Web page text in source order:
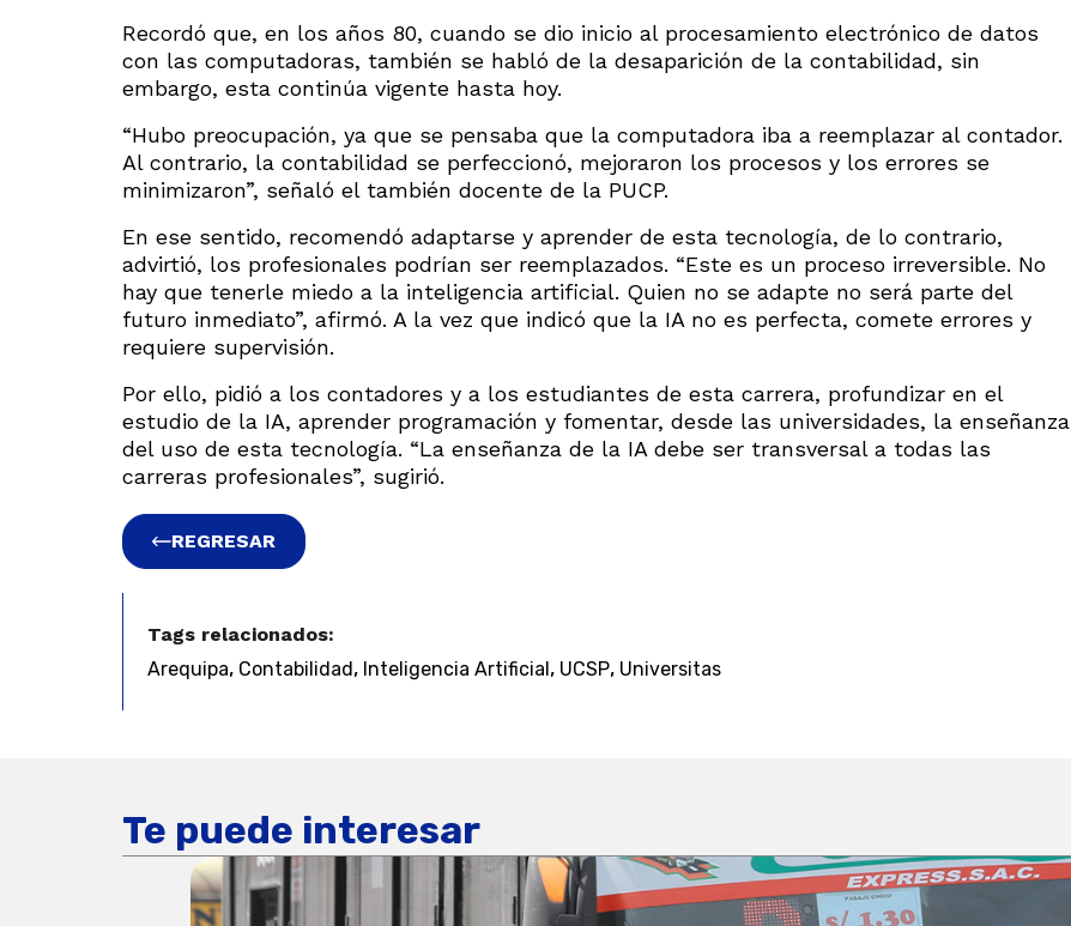
Recordó que, en los años 80, cuando se dio inicio al procesamiento electrónico de datos
con las computadoras, también se habló de la desaparición de la contabilidad, sin
embargo, esta continúa vigente hasta hoy.
“Hubo preocupación, ya que se pensaba que la computadora iba a reemplazar al contador.
Al contrario, la contabilidad se perfeccionó, mejoraron los procesos y los errores se
minimizaron”, señaló el también docente de la PUCP.
En ese sentido, recomendó adaptarse y aprender de esta tecnología, de lo contrario,
advirtió, los profesionales podrían ser reemplazados. “Este es un proceso irreversible. No
hay que tenerle miedo a la inteligencia artificial. Quien no se adapte no será parte del
futuro inmediato”, afirmó. A la vez que indicó que la IA no es perfecta, comete errores y
requiere supervisión.
Por ello, pidió a los contadores y a los estudiantes de esta carrera, profundizar en el
estudio de la IA, aprender programación y fomentar, desde las universidades, la enseñanza
del uso de esta tecnología. “La enseñanza de la IA debe ser transversal a todas las
carreras profesionales”, sugirió.
REGRESAR
Tags relacionados:
Arequipa, Contabilidad, Inteligencia Artificial, UCSP, Universitas
Te puede interesar